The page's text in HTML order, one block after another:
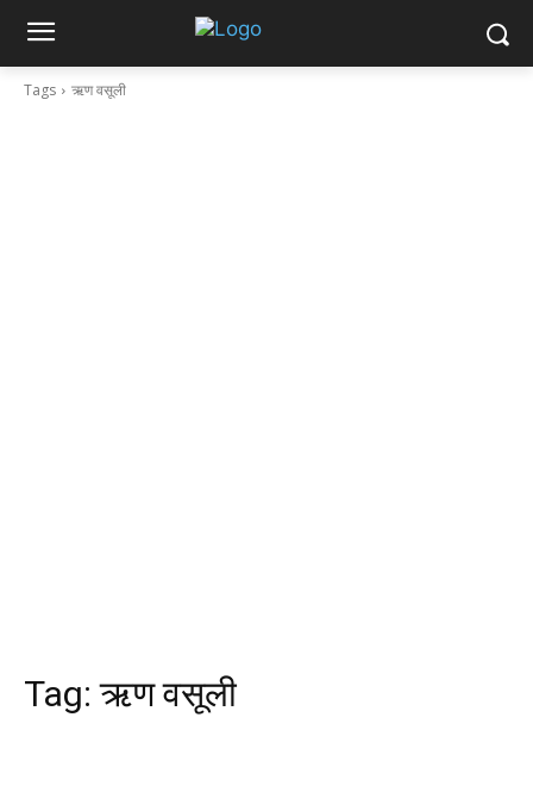
Tags ऋण वसूली
Tag:ऋण वसूली